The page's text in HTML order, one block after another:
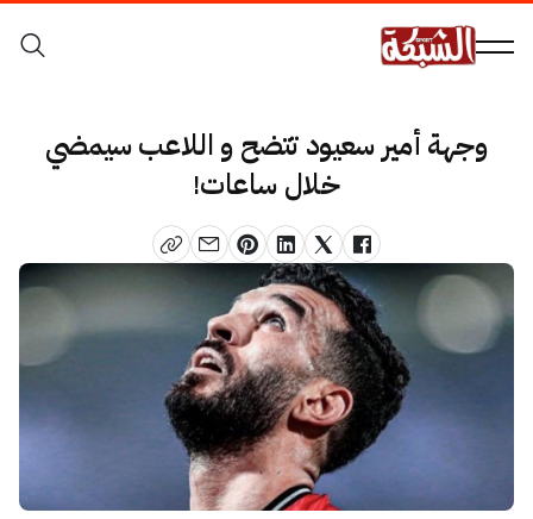
وجهة أمير سعيود تتضح و اللاعب سيمضي
خلال ساعات!